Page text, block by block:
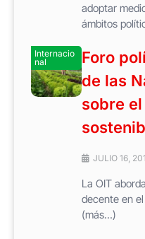
adoptar
ámbitos
Internacio
nal
Foro
de las
sobre
JULIO 16,
La OIT
decente en
(más…)